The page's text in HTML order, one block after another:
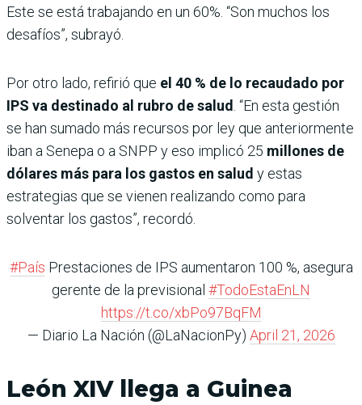
Este se está trabajando en un 60%. “Son muchos los
desafíos”, subrayó.
Por otro lado, refirió que el 40 % de lo recaudado por
IPS va destinado al rubro de salud . “En esta gestión
se han sumado más recursos por ley que anteriormente
iban a Senepa o a SNPP y eso implicó 25 millones de
dólares más para los gastos en salud y estas
estrategias que se vienen realizando como para
solventar los gastos”, recordó.
#País Prestaciones de IPS aumentaron 100 %, asegura
gerente de la previsional #TodoEstaEnLN
https://t.co/xbPo97BqFM
— Diario La Nación (@LaNacionPy) April 21, 2026
León XIV llega a Guinea